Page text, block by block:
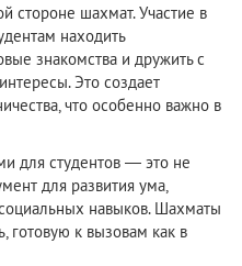
стороне шахмат. Участие в
находить
знакомства и дружить с
Это создает
что особенно важно в
для студентов — это не
для развития ума,
навыков. Шахматы
готовую к вызовам как в